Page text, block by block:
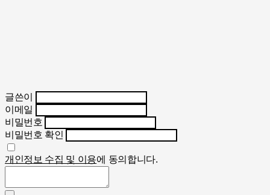
글쓴이
이메일
비밀번호
비밀번호 확인
개인정보 수집 및 이용에 동의합니다.